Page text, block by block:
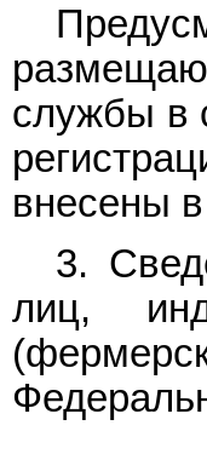
службы в
внесены
3.
лиц,